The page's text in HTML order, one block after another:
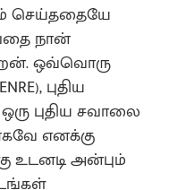
செய்ததையே
நான்
ஒவ்வொரு
புதிய
புதிய சவாலை
எனக்கு
உடனடி அன்பும்